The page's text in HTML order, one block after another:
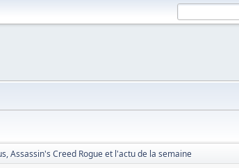
Assassin's Creed Rogue et l'actu de la semaine